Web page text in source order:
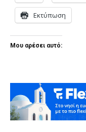
Εκτύπωση
Μου αρέσει αυτό: